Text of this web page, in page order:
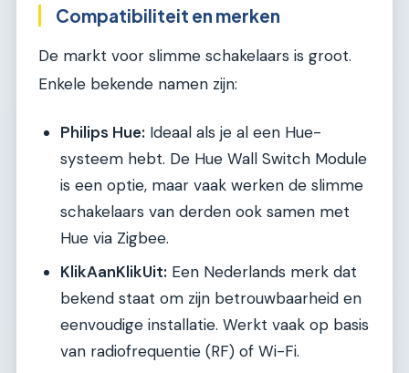
Compatibiliteit en merken
De markt voor slimme schakelaars is groot.
Enkele bekende namen zijn:
Philips Hue: Ideaal als je al een Hue-
systeem hebt. De Hue Wall Switch Module
is een optie, maar vaak werken de slimme
schakelaars van derden ook samen met
Hue via Zigbee.
KlikAanKlikUit: Een Nederlands merk dat
bekend staat om zijn betrouwbaarheid en
eenvoudige installatie. Werkt vaak op basis
van radiofrequentie (RF) of Wi-Fi.